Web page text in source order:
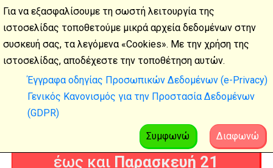
Καλοκαιρινές
διακοπές
Η Ψηφιακή Τεχνολογία θα είναι
ΚΛΕΙΣΤΗ απόΔευτέρα 3
Αυγούστου2026
έως και Παρασκευή 21
Για να εξασφαλίσουμε τη σωστή λειτουργία της
ιστοσελίδας τοποθετούμε μικρά αρχεία δεδομένων στην
συσκευή σας, τα λεγόμενα «Cookies». Με την χρήση της
ιστοσελίδας, αποδέχεστε την τοποθέτηση αυτών.
Έγγραφα οδηγίας Προσωπικών Δεδομένων (e-Privacy)
Γενικός Κανονισμός για την Προστασία Δεδομένων
(GDPR)
Διαφωνώ
Συμφωνώ